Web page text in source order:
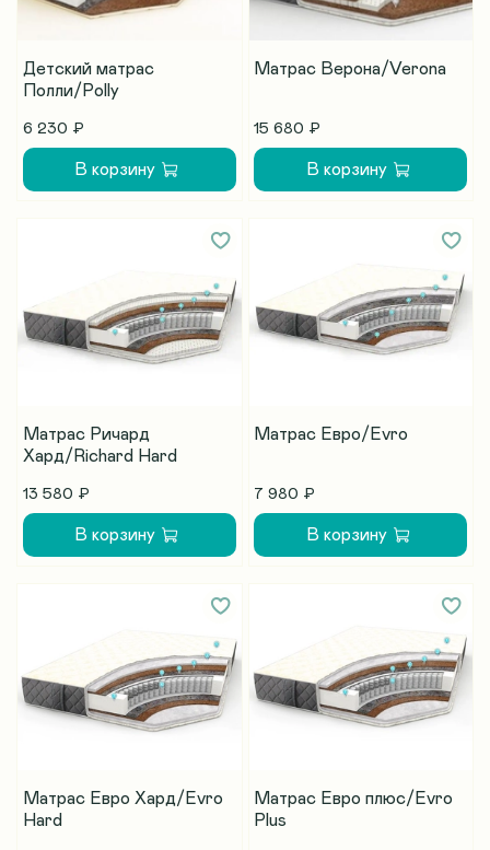
Детский матрас
Полли/Polly
6 230 ₽
В корзину
Матрас Верона/Verona
15 680 ₽
В корзину
Матрас Ричард
Хард/Richard Hard
13 580 ₽
В корзину
Матрас Евро/Evro
7 980 ₽
В корзину
Матрас Евро Хард/Evro
Hard
Матрас Евро плюс/Evro
Plus